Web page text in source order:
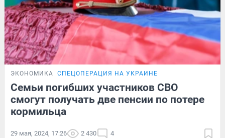
ЭКОНОМИКА СПЕЦОПЕРАЦИЯ НА УКРАИНЕ
Семьи погибших участников СВО
смогут получать две пенсии по потере
кормильца
29 мая, 2024, 17:26 2 430 4